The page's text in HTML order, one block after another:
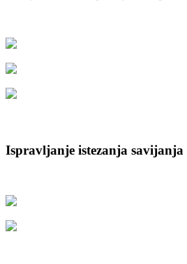
Ispravljanje istezanja savijanja